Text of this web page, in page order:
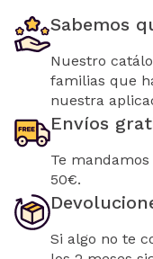
Sabemos
Nuestro
familias que
nuestra
Envíos
Te
50€.
Si algo no te